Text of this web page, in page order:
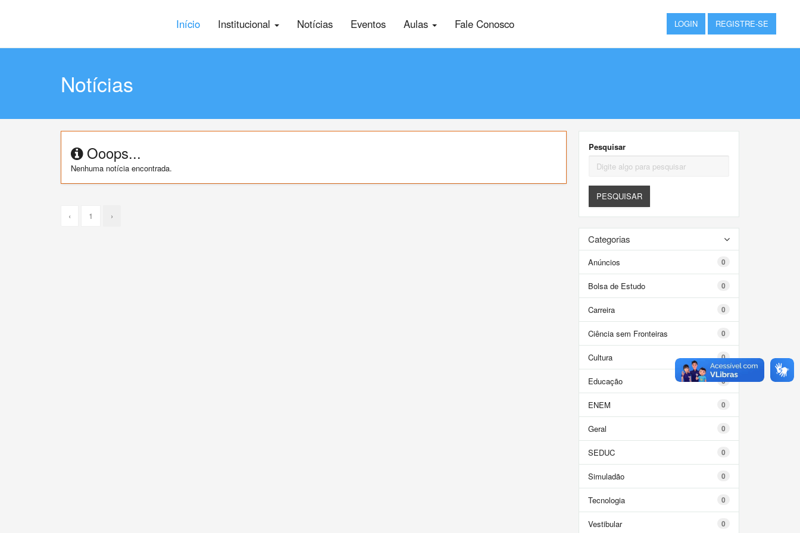
Início Institucional Notícias Eventos Aulas Fale Conosco LOGIN REGISTRE-SE
Notícias
Ooops...
Nenhuma notícia encontrada.
‹ 1 ›
Pesquisar
PESQUISAR
Categorias
0
Anúncios
0
Bolsa de Estudo
0
Carreira
0
Ciência sem Fronteiras
0
Cultura
0
Educação
0
ENEM
0
Geral
0
SEDUC
0
Simuladão
0
Tecnologia
0
Vestibular